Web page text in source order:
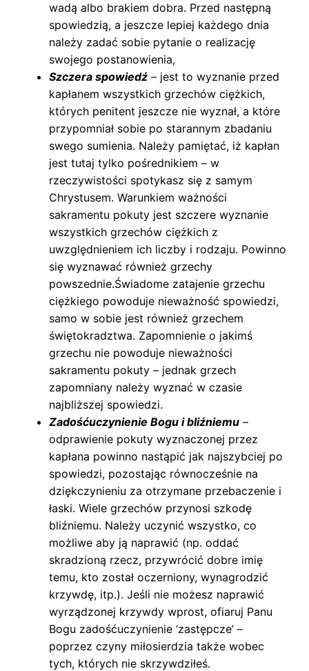
wadą albo brakiem dobra. Przed następną
spowiedzią, a jeszcze lepiej każdego dnia
należy zadać sobie pytanie o realizację
swojego postanowienia,
Szczera spowiedź – jest to wyznanie przed
kapłanem wszystkich grzechów ciężkich,
których penitent jeszcze nie wyznał, a które
przypomniał sobie po starannym zbadaniu
swego sumienia. Należy pamiętać, iż kapłan
jest tutaj tylko pośrednikiem – w
rzeczywistości spotykasz się z samym
Chrystusem. Warunkiem ważności
sakramentu pokuty jest szczere wyznanie
wszystkich grzechów ciężkich z
uwzględnieniem ich liczby i rodzaju. Powinno
się wyznawać również grzechy
powszednie.Świadome zatajenie grzechu
ciężkiego powoduje nieważność spowiedzi,
samo w sobie jest również grzechem
świętokradztwa. Zapomnienie o jakimś
grzechu nie powoduje nieważności
sakramentu pokuty – jednak grzech
zapomniany należy wyznać w czasie
najbliższej spowiedzi.
Zadośćuczynienie Bogu i bliźniemu –
odprawienie pokuty wyznaczonej przez
kapłana powinno nastąpić jak najszybciej po
spowiedzi, pozostając równocześnie na
dziękczynieniu za otrzymane przebaczenie i
łaski. Wiele grzechów przynosi szkodę
bliźniemu. Należy uczynić wszystko, co
możliwe aby ją naprawić (np. oddać
skradzioną rzecz, przywrócić dobre imię
temu, kto został oczerniony, wynagrodzić
krzywdę, itp.). Jeśli nie możesz naprawić
wyrządzonej krzywdy wprost, ofiaruj Panu
Bogu zadośćuczynienie ‘zastępcze’ –
poprzez czyny miłosierdzia także wobec
tych, których nie skrzywdziłeś.